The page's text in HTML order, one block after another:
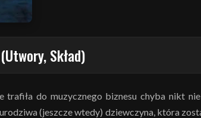
Skład)
do muzycznego biznesu chyba nikt
(jeszcze wtedy) dziewczyna, która